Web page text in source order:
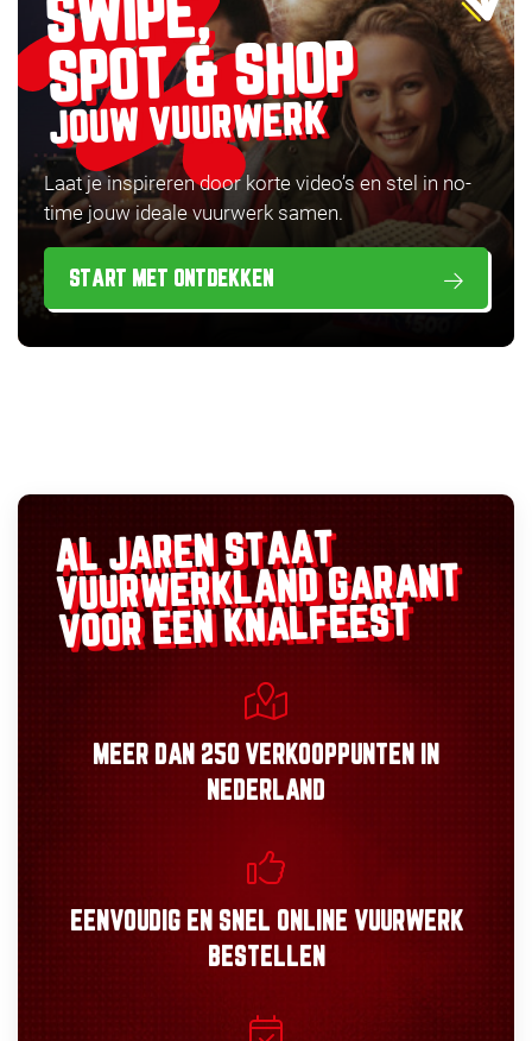
SWIPE,
SPOT & SHOP
JOUW VUURWERK
Laat je inspireren door korte video’s en stel in no-
time jouw ideale vuurwerk samen.
START MET ONTDEKKEN
AL JAREN STAAT
VUURWERKLANDGARANT
VOOR EEN KNALFEEST
MEER DAN 250 VERKOOPPUNTEN
IN
NEDERLAND
EENVOUDIGEN SNEL ONLINE VUURWERK
BESTELLEN